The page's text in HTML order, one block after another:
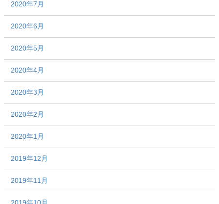
2020年7月
2020年6月
2020年5月
2020年4月
2020年3月
2020年2月
2020年1月
2019年12月
2019年11月